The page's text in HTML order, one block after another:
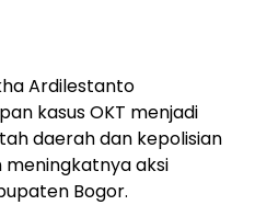
Ardilestanto
kasus OKT menjadi
daerah dan kepolisian
aksi
Bogor.